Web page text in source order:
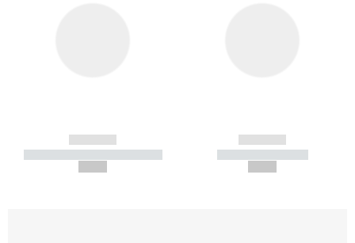
------------
----------- ----------- -----------
------------
----------- -----------